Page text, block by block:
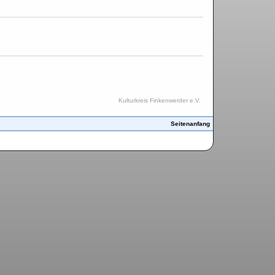
Kulturkreis Finkenwerder e.V.
Seitenanfang